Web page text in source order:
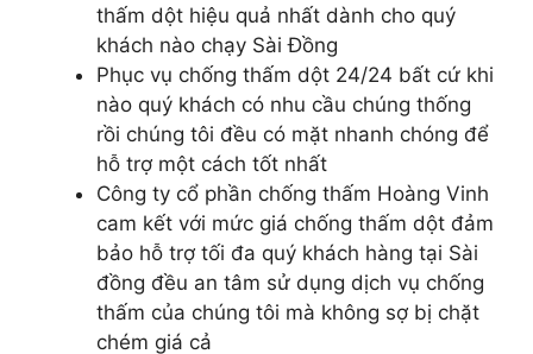
thấm dột hiệu quả nhất dành cho quý
khách nào chạy Sài Đồng
Phục vụ chống thấm dột 24/24 bất cứ khi
nào quý khách có nhu cầu chúng thống
rồi chúng tôi đều có mặt nhanh chóng để
hỗ trợ một cách tốt nhất
Công ty cổ phần chống thấm Hoàng Vinh
cam kết với mức giá chống thấm dột đảm
bảo hỗ trợ tối đa quý khách hàng tại Sài
đồng đều an tâm sử dụng dịch vụ chống
thấm của chúng tôi mà không sợ bị chặt
chém giá cả